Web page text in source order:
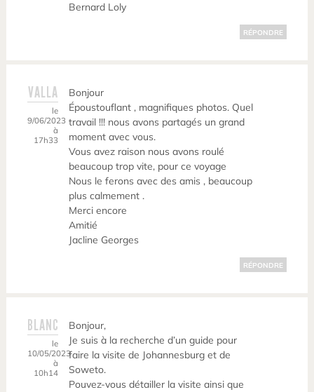
Bernard Loly
RÉPONDRE
VALLA
le
9/06/2023
à
17h33
Bonjour
Époustouflant , magnifiques photos. Quel
travail !!! nous avons partagés un grand
moment avec vous.
Vous avez raison nous avons roulé
beaucoup trop vite, pour ce voyage
Nous le ferons avec des amis , beaucoup
plus calmement .
Merci encore
Amitié
Jacline Georges
RÉPONDRE
BLANC
le
10/05/2023
à
10h14
Bonjour,
Je suis à la recherche d’un guide pour
faire la visite de Johannesburg et de
Soweto.
Pouvez-vous détailler la visite ainsi que